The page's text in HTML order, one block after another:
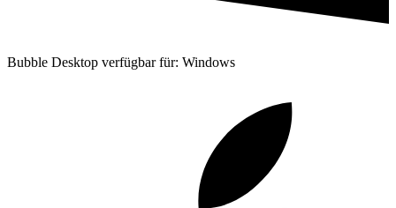
Bubble Desktop verfügbar für: Windows